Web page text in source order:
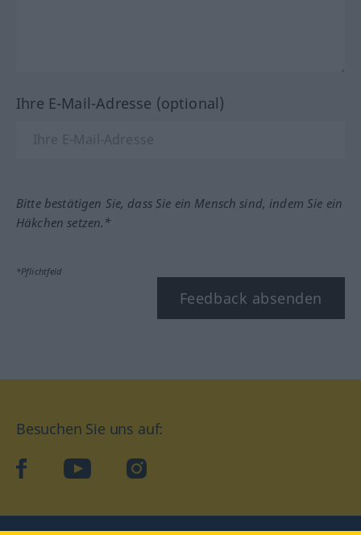
Ihre E-Mail-Adresse (optional)
Bitte bestätigen Sie, dass Sie ein Mensch sind, indem Sie ein
Häkchen setzen.*
*Pflichtfeld
Feedback absenden
Besuchen Sie uns auf:
facebookYouTube Instagram